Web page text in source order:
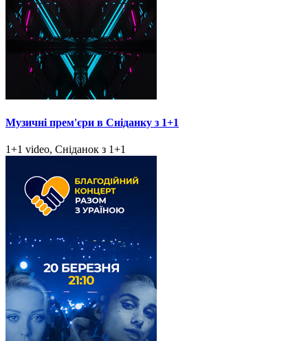
Музичні прем'єри в Сніданку з 1+1
1+1 video, Сніданок з 1+1